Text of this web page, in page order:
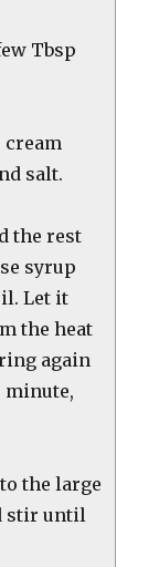
Tbsp
salt.
the rest
syrup
Let it
the heat
again
minute,
the large
stir until